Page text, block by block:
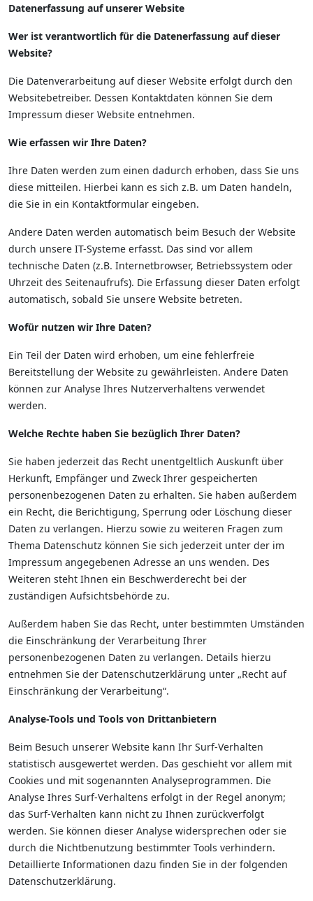
Datenerfassung auf unserer Website
Wer ist verantwortlich für die Datenerfassung auf dieser
Website?
Die Datenverarbeitung auf dieser Website erfolgt durch den
Websitebetreiber. Dessen Kontaktdaten können Sie dem
Impressum dieser Website entnehmen.
Wie erfassen wir Ihre Daten?
Ihre Daten werden zum einen dadurch erhoben, dass Sie uns
diese mitteilen. Hierbei kann es sich z.B. um Daten handeln,
die Sie in ein Kontaktformular eingeben.
Andere Daten werden automatisch beim Besuch der Website
durch unsere IT-Systeme erfasst. Das sind vor allem
technische Daten (z.B. Internetbrowser, Betriebssystem oder
Uhrzeit des Seitenaufrufs). Die Erfassung dieser Daten erfolgt
automatisch, sobald Sie unsere Website betreten.
Wofür nutzen wir Ihre Daten?
Ein Teil der Daten wird erhoben, um eine fehlerfreie
Bereitstellung der Website zu gewährleisten. Andere Daten
können zur Analyse Ihres Nutzerverhaltens verwendet
werden.
Welche Rechte haben Sie bezüglich Ihrer Daten?
Sie haben jederzeit das Recht unentgeltlich Auskunft über
Herkunft, Empfänger und Zweck Ihrer gespeicherten
personenbezogenen Daten zu erhalten. Sie haben außerdem
ein Recht, die Berichtigung, Sperrung oder Löschung dieser
Daten zu verlangen. Hierzu sowie zu weiteren Fragen zum
Thema Datenschutz können Sie sich jederzeit unter der im
Impressum angegebenen Adresse an uns wenden. Des
Weiteren steht Ihnen ein Beschwerderecht bei der
zuständigen Aufsichtsbehörde zu.
Außerdem haben Sie das Recht, unter bestimmten Umständen
die Einschränkung der Verarbeitung Ihrer
personenbezogenen Daten zu verlangen. Details hierzu
entnehmen Sie der Datenschutzerklärung unter „Recht auf
Einschränkung der Verarbeitung“.
Analyse-Tools und Tools von Drittanbietern
Beim Besuch unserer Website kann Ihr Surf-Verhalten
statistisch ausgewertet werden. Das geschieht vor allem mit
Cookies und mit sogenannten Analyseprogrammen. Die
Analyse Ihres Surf-Verhaltens erfolgt in der Regel anonym;
das Surf-Verhalten kann nicht zu Ihnen zurückverfolgt
werden. Sie können dieser Analyse widersprechen oder sie
durch die Nichtbenutzung bestimmter Tools verhindern.
Detaillierte Informationen dazu finden Sie in der folgenden
Datenschutzerklärung.